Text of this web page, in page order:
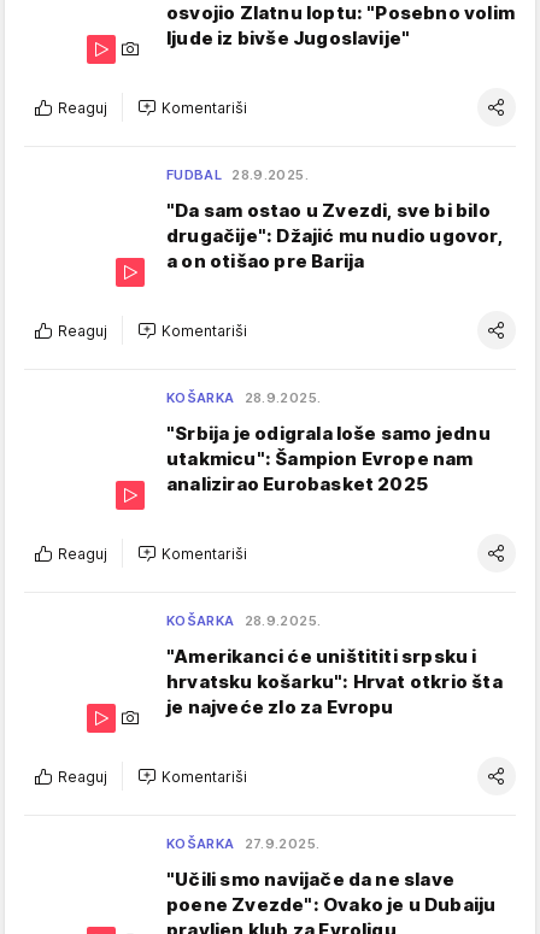
osvojio Zlatnu loptu: "Posebno volim
ljude iz bivše Jugoslavije"
Reaguj Komentariši
FUDBAL 28.9.2025.
"Da sam ostao u Zvezdi, sve bi bilo
drugačije": Džajić mu nudio ugovor,
a on otišao pre Barija
Reaguj Komentariši
KOŠARKA 28.9.2025.
"Srbija je odigrala loše samo jednu
utakmicu": Šampion Evrope nam
analizirao Eurobasket 2025
Reaguj Komentariši
KOŠARKA 28.9.2025.
"Amerikanci će uništititi srpsku i
hrvatsku košarku": Hrvat otkrio šta
je najveće zlo za Evropu
Reaguj Komentariši
KOŠARKA 27.9.2025.
"Učili smo navijače da ne slave
poene Zvezde": Ovako je u Dubaiju